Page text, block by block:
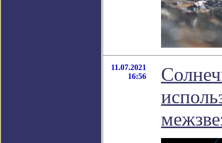
11.07.2021
16:56